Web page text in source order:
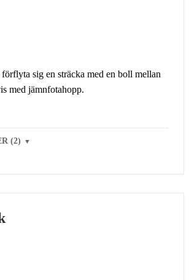
sig en sträcka med en boll mellan
med jämnfotahopp.
(2) ▼